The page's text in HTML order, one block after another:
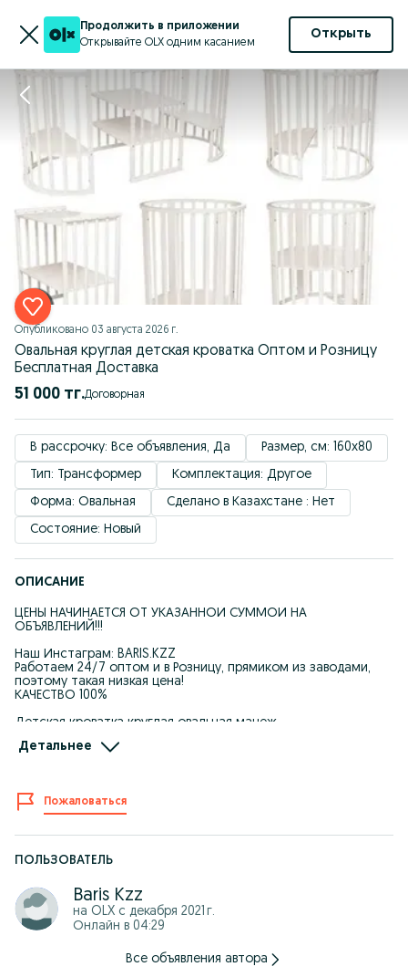
Продолжить в приложении
Открывайте OLX одним касанием
Открыть
Опубликовано 03 августа 2026 г.
Овальная круглая детская кроватка Оптом и Розницу
Бесплатная Доставка
51 000 тг. Договорная
В рассрочку: Все объявления, Да
Размер, см: 160x80
Тип: Трансформер
Комплектация: Другое
Форма: Овальная
Сделано в Казахстане : Нет
Состояние: Новый
ОПИСАНИЕ
ЦЕНЫ НАЧИНАЕТСЯ ОТ УКАЗАННОЙ СУММОЙ НА
ОБЪЯВЛЕНИЙ!!!
Наш Инстаграм: BARIS.KZZ
Работаем 24/7 оптом и в Розницу, прямиком из заводами,
поэтому такая низкая цена!
КАЧЕСТВО 100%
Детская кроватка круглая овальная манеж.
-Kaspi рассрочка, Red
-Отправка по всему Казахстану
-Доставка по городу Шымкент бесплатно
-Самовызов: Жандарбекова 93
Детальнее
Пожаловаться
ПОЛЬЗОВАТЕЛЬ
Baris Kzz
на OLX с декабря 2021 г.
Онлайн в 04:29
Все объявления автора